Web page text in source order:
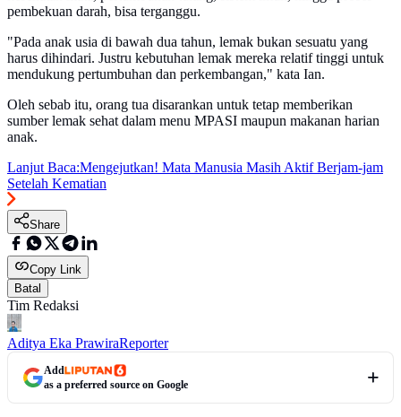
pembekuan darah, bisa terganggu.
"Pada anak usia di bawah dua tahun, lemak bukan sesuatu yang
harus dihindari. Justru kebutuhan lemak mereka relatif tinggi untuk
mendukung pertumbuhan dan perkembangan," kata Ian.
Oleh sebab itu, orang tua disarankan untuk tetap memberikan
sumber lemak sehat dalam menu MPASI maupun makanan harian
anak.
Lanjut Baca:Mengejutkan! Mata Manusia Masih Aktif Berjam-jam
Setelah Kematian
Share
Copy Link
Batal
Tim Redaksi
Aditya Eka PrawiraReporter
Add
as a preferred source on Google